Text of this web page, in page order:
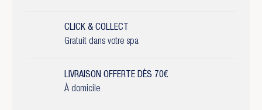
CLICK & COLLECT
Gratuit dans votre spa
LIVRAISON OFFERTE DÈS 70€
À domicile